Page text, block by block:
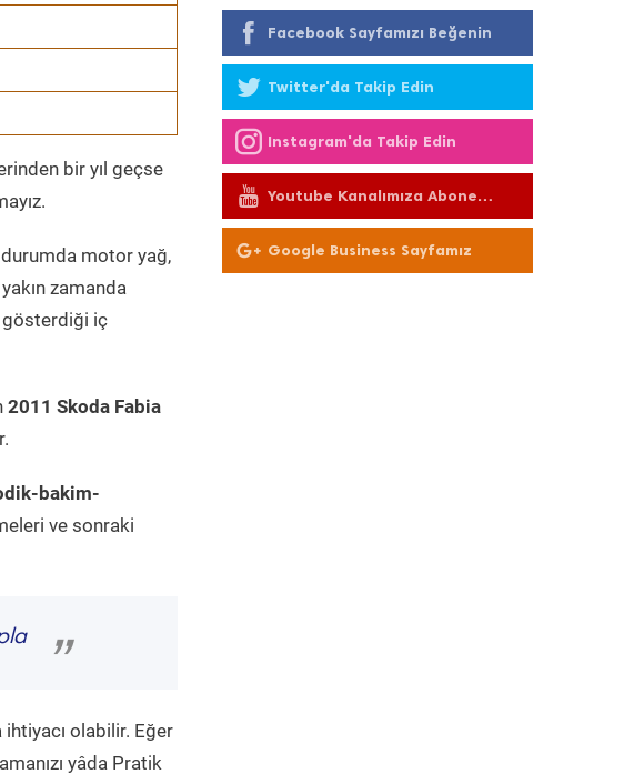
bir yıl geçse
durumda motor yağ,
zamanda
gösterdiği iç
2011 Skoda Fabia
bakim-
ve sonraki
”
ihtiyacı olabilir. Eğer
yâda Pratik
Facebook Sayfamızı Beğenin
Twitter'da Takip Edin
Instagram'da Takip Edin
Youtube Kanalımıza Abone
Olun
Google Business Sayfamız